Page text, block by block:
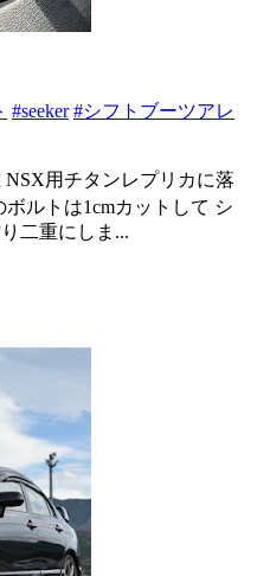
#seeker #シフトブーツアレ
用チタンレプリカに落
ボルトは1cmカットして シ
二重にしま...